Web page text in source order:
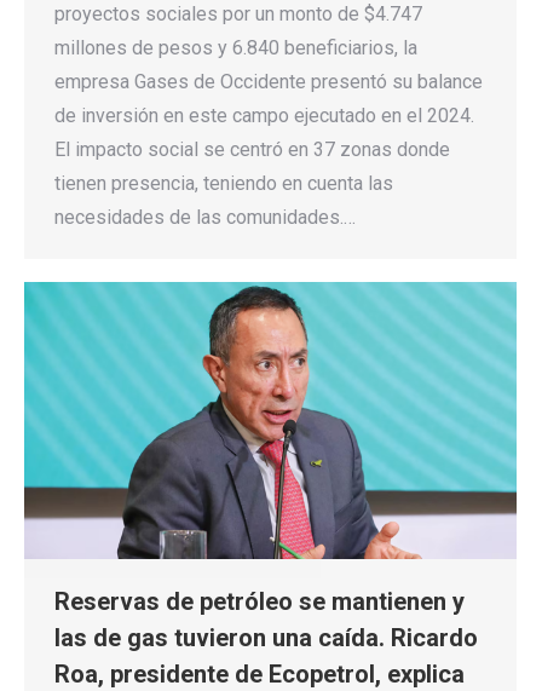
proyectos sociales por un monto de $4.747
millones de pesos y 6.840 beneficiarios, la
empresa Gases de Occidente presentó su balance
de inversión en este campo ejecutado en el 2024.
El impacto social se centró en 37 zonas donde
tienen presencia, teniendo en cuenta las
necesidades de las comunidades.…
Reservas de petróleo se mantienen y
las de gas tuvieron una caída. Ricardo
Roa, presidente de Ecopetrol, explica